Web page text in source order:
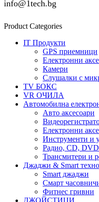
info@1tech.bg
Product Categories
IT Продукти
GPS приемници
Електронни
Камери
Слушалки с
TV БОКС
VR ОЧИЛА
Автомобилна
Авто аксесоари
Електронни
Инструменти и
Радио, CD, DVD
Трансмитери и
Джаджи & Smart
Smart джаджи
Смарт
Фитнес гривни